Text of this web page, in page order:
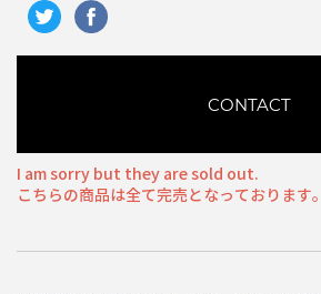
CONTACT
I am sorry but they are sold out.
こちらの商品は全て完売となっております。